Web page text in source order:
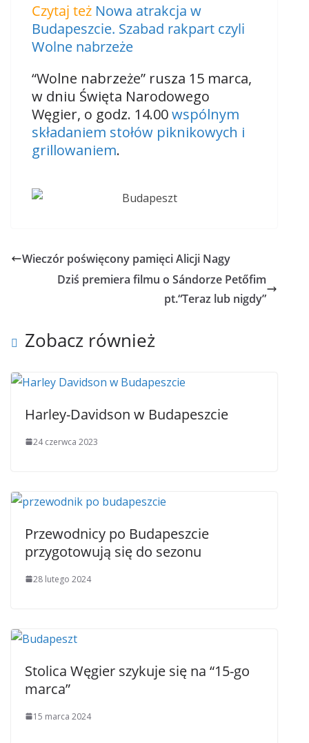
Czytaj też Nowa atrakcja w
Budapeszcie. Szabad rakpart czyli
Wolne nabrzeże
“Wolne nabrzeże” rusza 15 marca,
w dniu Święta Narodowego
Węgier, o godz. 14.00wspólnym
składaniem stołów piknikowych i
grillowaniem.
Wieczór poświęcony pamięci Alicji Nagy
Dziś premiera filmu o Sándorze Petőfim
pt.“Teraz lub nigdy”
Zobacz również
Harley-Davidson w Budapeszcie
24 czerwca 2023
Przewodnicy po Budapeszcie
przygotowują się do sezonu
28 lutego 2024
Stolica Węgier szykuje się na “15-go
marca”
15 marca 2024